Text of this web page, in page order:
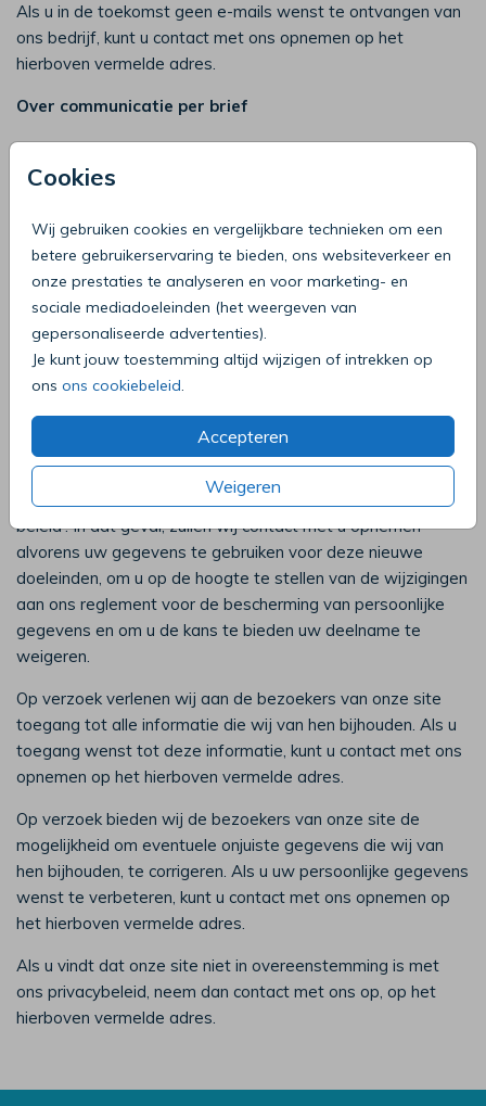
Cookies
Wij gebruiken cookies en vergelijkbare technieken om een
betere gebruikerservaring te bieden, ons websiteverkeer en
onze prestaties te analyseren en voor marketing- en
sociale mediadoeleinden (het weergeven van
gepersonaliseerde advertenties).
Je kunt jouw toestemming altijd wijzigen of intrekken op
ons ons cookiebeleid.
Accepteren
Weigeren
Als u in de toekomst geen e-mails wenst te ontvangen van
ons bedrijf, kunt u contact met ons opnemen op het
hierboven vermelde adres.
Over communicatie per brief
Als u ons via het web uw postadres meedeelt, zult u alleen
de informatie ontvangen die u aangevraagd heeft, op het
Over communicatie per telefoon
Als u ons uw telefoonnummer meedeelt via het web, zal
ons bedrijf alleen telefonisch contact met u opnemen als dit
nodig is om u te informeren over de bestellingen die u online
geplaatst heeft. Indien u geen geadresseerd
reclamedrukwerk en/of geen commerciële telefoontjes
de website van de Stichting Infofilter: www.infofilter.nl.
Ons bedrijf kan de consumenteninformatie gebruiken voor
nieuwe doeleinden die nog niet voorzien zijn in ons 'privacy-
beleid'. In dat geval, zullen wij contact met u opnemen
alvorens uw gegevens te gebruiken voor deze nieuwe
doeleinden, om u op de hoogte te stellen van de wijzigingen
aan ons reglement voor de bescherming van persoonlijke
gegevens en om u de kans te bieden uw deelname te
weigeren.
Op verzoek verlenen wij aan de bezoekers van onze site
toegang tot alle informatie die wij van hen bijhouden. Als u
toegang wenst tot deze informatie, kunt u contact met ons
opnemen op het hierboven vermelde adres.
Op verzoek bieden wij de bezoekers van onze site de
mogelijkheid om eventuele onjuiste gegevens die wij van
hen bijhouden, te corrigeren. Als u uw persoonlijke gegevens
wenst te verbeteren, kunt u contact met ons opnemen op
het hierboven vermelde adres.
Als u vindt dat onze site niet in overeenstemming is met
ons privacybeleid, neem dan contact met ons op, op het
hierboven vermelde adres.